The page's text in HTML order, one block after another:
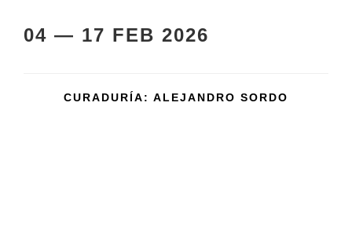
04 — 17 FEB 2026
CURADURÍA: ALEJANDRO SORDO